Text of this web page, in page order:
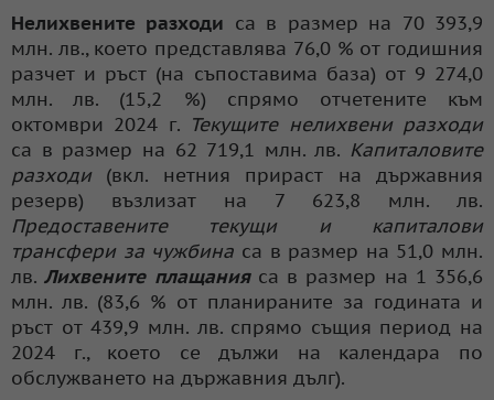
Нелихвените разходи са в размер на 70 393,9
млн. лв., което представлява 76,0 % от годишния
разчет и ръст (на съпоставима база) от 9 274,0
млн. лв. (15,2 %) спрямо отчетените към
октомври 2024 г. Текущите нелихвени разходи
са в размер на 62 719,1 млн. лв. Капиталовите
разходи(вкл. нетния прираст на държавния
резерв) възлизат на 7 623,8 млн. лв.
Предоставените текущи и капиталови
трансфери за чужбина са в размер на 51,0 млн.
лв.Лихвените плащанияса в размер на 1 356,6
млн. лв. (83,6 % от планираните за годината и
ръст от 439,9 млн. лв. спрямо същия период на
2024 г., което се дължи на календара по
обслужването на държавния дълг).